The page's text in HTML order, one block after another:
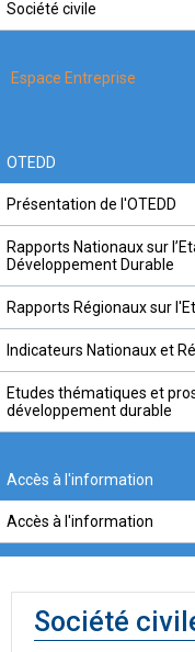
Société civile
Espace Entreprise
OTEDD
Présentation de l'OTEDD
Rapports Nationaux sur
Développement Durable
Rapports Régionaux sur
Indicateurs Nationaux et
Etudes thématiques et
développement durable
Accès à l'information
Accès à l'information
Société